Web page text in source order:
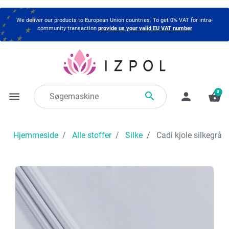
We deliver our products to European Union countries. To get 0% VAT for intra-
community transaction provide us your valid EU VAT number
menu  person shopping_basket
0
Hjemmeside Alle stoffer Silke Cadi kjole silkegrå